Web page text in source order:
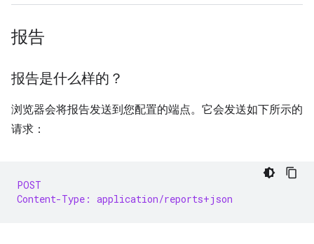
报告
报告是什么样的？
浏览器会将报告发送到您配置的端点。它会发送如下所示的
请求：
POST
Content-Type: application/reports+json